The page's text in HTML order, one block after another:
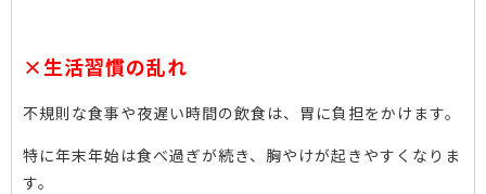
×生活習慣の乱れ
不規則な食事や夜遅い時間の飲食は、胃に負担をかけます。
特に年末年始は食べ過ぎが続き、胸やけが起きやすくなりま
す。